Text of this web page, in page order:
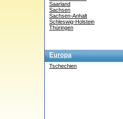
Saarland
Sachsen
Sachsen-Anhalt
Schleswig-Holstein
Thüringen
Europa
Tschechien